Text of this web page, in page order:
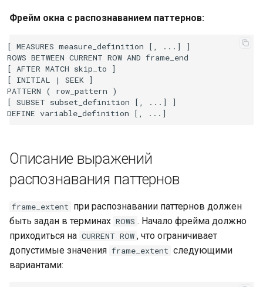
Фрейм окна с распознаванием паттернов:
[ MEASURES measure_definition [, ...] ]
ROWS BETWEEN CURRENT ROW AND frame_end
[ AFTER MATCH skip_to ]
[ INITIAL | SEEK ]
PATTERN ( row_pattern )
[ SUBSET subset_definition [, ...] ]
Описание выражений
распознавания паттернов
frame_extent при распознавании паттернов должен
быть задан в терминах ROWS . Начало фрейма должно
приходиться на CURRENT ROW , что ограничивает
допустимые значения frame_extent следующими
вариантами: